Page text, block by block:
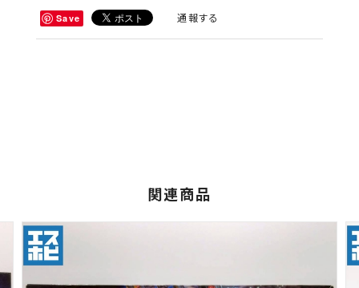
Save 通報する
関連商品